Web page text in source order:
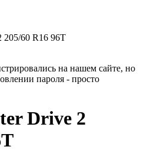
205/60 R16 96T
на нашем сайте, но
пароля - просто
Drive 2